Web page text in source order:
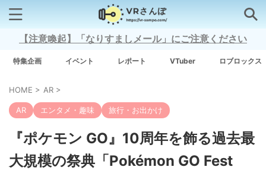
検索はコチラから
Grow A Garden（庭を成長させる）
【注意喚起】「なりすましメール」にご注意ください
特集企画 イベント レポート VTuber ロブロックス
HOME > AR >
AR エンタメ・趣味 旅行・お出かけ
『ポケモン GO』10周年を飾る過去最
大規模の祭典「Pokémon GO Fest